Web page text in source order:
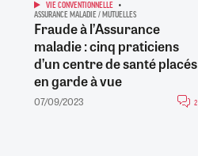
VIE CONVENTIONNELLE
ASSURANCE MALADIE / MUTUELLES
Fraude à l’Assurance
maladie : cinq praticiens
d’un centre de santé placés
en garde à vue
07/09/2023 2